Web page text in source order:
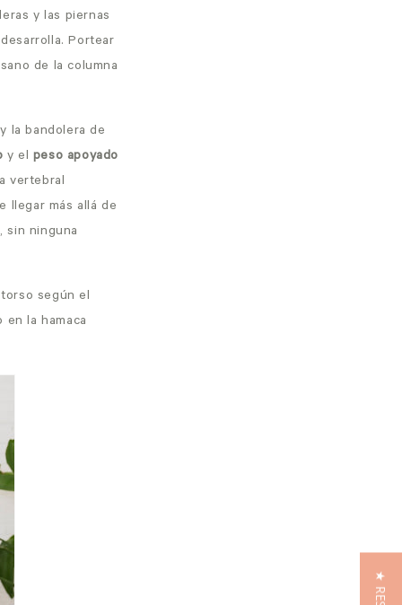
y las piernas
Portear
de la columna
y la bandolera de
y el peso apoyado
vertebral
llegar más allá de
sin ninguna
según el
la hamaca